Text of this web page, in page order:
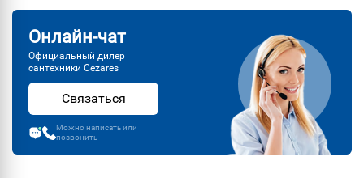
Онлайн-чат
Официальный дилер
сантехники Cezares
Связаться
Можно написать или
позвонить